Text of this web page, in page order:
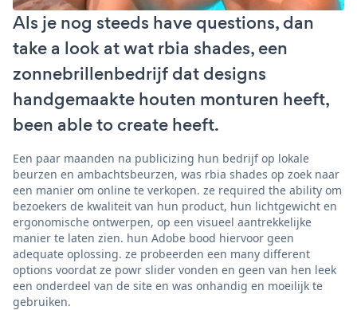
Als je nog steeds have questions, dan
take a look at wat rbia shades, een
zonnebrillenbedrijf dat designs
handgemaakte houten monturen heeft,
been able to create heeft.
Een paar maanden na publicizing hun bedrijf op lokale
beurzen en ambachtsbeurzen, was rbia shades op zoek naar
een manier om online te verkopen. ze required the ability om
bezoekers de kwaliteit van hun product, hun lichtgewicht en
ergonomische ontwerpen, op een visueel aantrekkelijke
manier te laten zien. hun Adobe bood hiervoor geen
adequate oplossing. ze probeerden een many different
options voordat ze powr slider vonden en geen van hen leek
een onderdeel van de site en was onhandig en moeilijk te
gebruiken.